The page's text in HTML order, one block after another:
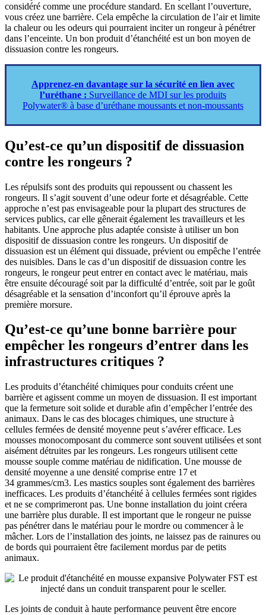
considéré comme une procédure standard. En scellant l’ouverture,
vous créez une barrière. Cela empêche la circulation de l’air et limite
la chaleur ou les odeurs qui pourraient inciter un rongeur à pénétrer
dans l’enceinte. Un bon produit d’étanchéité est un bon moyen de
dissuasion contre les rongeurs.
Apprenez-en davantage sur la sécurité en lien avec
l’uréthane : Surveillance de MDI sur les produits
Polywater® à base d’uréthane moussants et non-moussants
Qu’est-ce qu’un dispositif de dissuasion
contre les rongeurs ?
Les répulsifs sont des produits qui repoussent ou chassent les
rongeurs. Il s’agit souvent d’une odeur forte et désagréable. Cette
approche n’est pas envisageable pour la plupart des structures de
services publics, car elle gênerait également les travailleurs et les
habitants. Une approche plus adaptée consiste à utiliser un bon
dispositif de dissuasion contre les rongeurs. Un dispositif de
dissuasion est un élément qui dissuade, prévient ou empêche l’entrée
des nuisibles. Dans le cas d’un dispositif de dissuasion contre les
rongeurs, le rongeur peut entrer en contact avec le matériau, mais
être ensuite découragé soit par la difficulté d’entrée, soit par le goût
désagréable et la sensation d’inconfort qu’il éprouve après la
première morsure.
Qu’est-ce qu’une bonne barrière pour
empêcher les rongeurs d’entrer dans les
infrastructures critiques ?
Les produits d’étanchéité chimiques pour conduits créent une
barrière et agissent comme un moyen de dissuasion. Il est important
que la fermeture soit solide et durable afin d’empêcher l’entrée des
animaux. Dans le cas des blocages chimiques, une structure à
cellules fermées de densité moyenne peut s’avérer efficace. Les
mousses monocomposant du commerce sont souvent utilisées et sont
aisément détruites par les rongeurs. Les rongeurs utilisent cette
mousse souple comme matériau de nidification. Une mousse de
densité moyenne a une densité comprise entre 17 et
34 grammes/cm3. Les mastics souples sont également des barrières
inefficaces. Les produits d’étanchéité à cellules fermées sont rigides
et ne se comprimeront pas. Une bonne installation du joint créera
une barrière plus durable. Il est important que le rongeur ne puisse
pas pénétrer dans le matériau pour le mordre ou commencer à le
mâcher. Lors de l’installation des joints, ne laissez pas de rainures ou
de bords qui pourraient être facilement mordus par de petits
animaux.
Les joints de conduit à haute performance peuvent être encore